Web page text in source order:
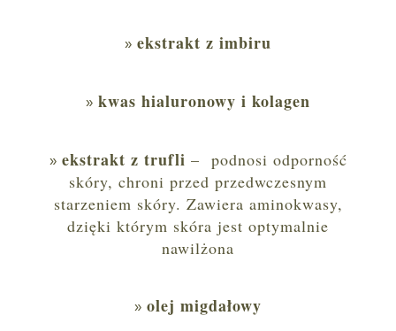
ekstrakt z imbiru
kwas hialuronowy i kolagen
ekstrakt z trufli – podnosi odporność
skóry, chroni przed przedwczesnym
starzeniem skóry. Zawiera aminokwasy,
dzięki którym skóra jest optymalnie
nawilżona
olej migdałowy